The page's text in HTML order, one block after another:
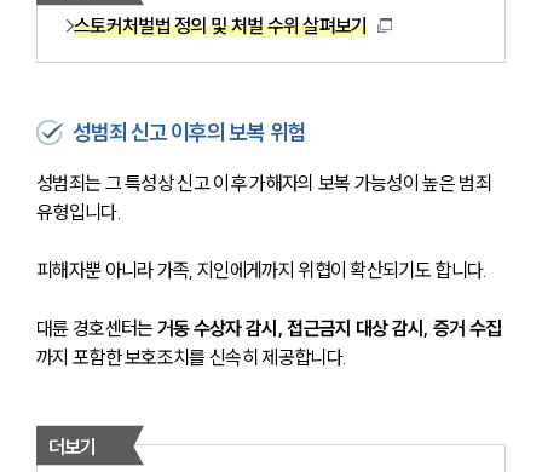
스토커처벌법 정의 및 처벌 수위 살펴보기
성범죄 신고 이후의 보복 위험
성범죄는 그 특성상 신고 이후 가해자의 보복 가능성이 높은 범죄
유형입니다.
피해자뿐 아니라 가족, 지인에게까지 위협이 확산되기도 합니다.
대륜 경호센터는 거동 수상자 감시, 접근금지 대상 감시, 증거 수집
까지 포함한 보호조치를 신속히 제공합니다.
더보기